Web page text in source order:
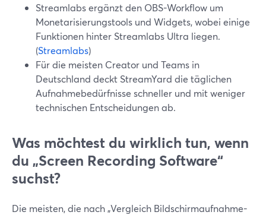
Streamlabs ergänzt den OBS-Workflow um
Monetarisierungstools und Widgets, wobei einige
Funktionen hinter Streamlabs Ultra liegen.
(Streamlabs)
Für die meisten Creator und Teams in
Deutschland deckt StreamYard die täglichen
Aufnahmebedürfnisse schneller und mit weniger
technischen Entscheidungen ab.
Was möchtest du wirklich tun, wenn
du „Screen Recording Software“
suchst?
Die meisten, die nach „Vergleich Bildschirmaufnahme-